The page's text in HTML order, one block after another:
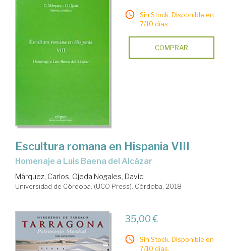
Sin Stock. Disponible en
7/10 días.
COMPRAR
Escultura romana en Hispania VIII
Homenaje a Luis Baena del Alcázar
Márquez, Carlos; Ojeda Nogales, David
Universidad de Córdoba. (UCO Press). Córdoba, 2018
35,00 €
Sin Stock. Disponible en
7/10 días.